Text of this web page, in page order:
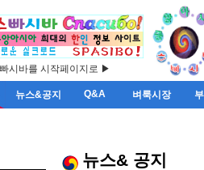
시바를 시작페이지로 ▶
뉴스&공지 Q&A 벼룩시장
뉴스& 공지